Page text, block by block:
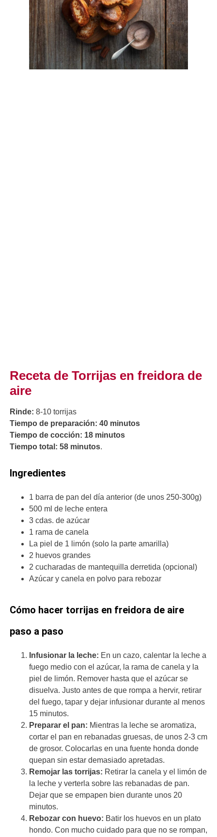
Receta de Torrijas en freidora de
aire
Rinde: 8-10 torrijas
Tiempo de preparación: 40 minutos
Tiempo de cocción: 18 minutos
Tiempo total: 58 minutos.
Ingredientes
1 barra de pan del día anterior (de unos 250-300g)
500 ml de leche entera
3 cdas. de azúcar
1 rama de canela
La piel de 1 limón (solo la parte amarilla)
2 huevos grandes
2 cucharadas de mantequilla derretida (opcional)
Azúcar y canela en polvo para rebozar
Cómo hacer torrijas en freidora de aire
paso a paso
Infusionar la leche: En un cazo, calentar la leche a
fuego medio con el azúcar, la rama de canela y la
piel de limón. Remover hasta que el azúcar se
disuelva. Justo antes de que rompa a hervir, retirar
del fuego, tapar y dejar infusionar durante al menos
15 minutos.
Preparar el pan: Mientras la leche se aromatiza,
cortar el pan en rebanadas gruesas, de unos 2-3 cm
de grosor. Colocarlas en una fuente honda donde
quepan sin estar demasiado apretadas.
Remojar las torrijas: Retirar la canela y el limón de
la leche y verterla sobre las rebanadas de pan.
Dejar que se empapen bien durante unos 20
minutos.
Rebozar con huevo: Batir los huevos en un plato
hondo. Con mucho cuidado para que no se rompan,